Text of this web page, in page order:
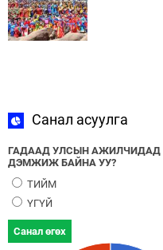
Санал асуулга
ГАДААД УЛСЫН АЖИЛЧИДАД
ДЭМЖИЖ БАЙНА УУ?
ТИЙМ
ҮГҮЙ
Санал өгөх